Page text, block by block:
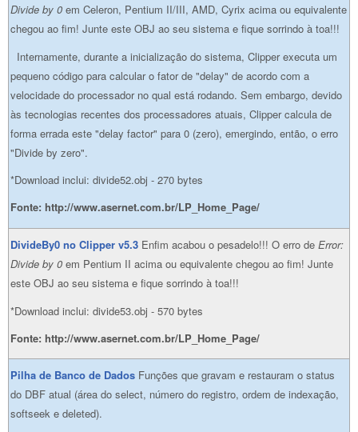
Divide by 0 em Celeron, Pentium II/III, AMD, Cyrix acima ou equivalente
chegou ao fim! Junte este OBJ ao seu sistema e fique sorrindo à toa!!!
Internamente, durante a inicialização do sistema, Clipper executa um
pequeno código para calcular o fator de "delay" de acordo com a
velocidade do processador no qual está rodando. Sem embargo, devido
às tecnologias recentes dos processadores atuais, Clipper calcula de
forma errada este "delay factor" para 0 (zero), emergindo, então, o erro
"Divide by zero".
*Download inclui: divide52.obj - 270 bytes
Fonte: http://www.asernet.com.br/LP_Home_Page/
DivideBy0 no Clipper v5.3 Enfim acabou o pesadelo!!! O erro de Error:
Divide by 0 em Pentium II acima ou equivalente chegou ao fim! Junte
este OBJ ao seu sistema e fique sorrindo à toa!!!
*Download inclui: divide53.obj - 570 bytes
Fonte: http://www.asernet.com.br/LP_Home_Page/
Pilha de Banco de Dados Funções que gravam e restauram o status
do DBF atual (área do select, número do registro, ordem de indexação,
softseek e deleted).